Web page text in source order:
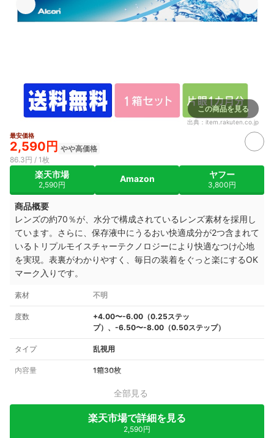
この商品を見る
出典： item.rakuten.co.jp
最安価格
2,590円 やや高価格
86.3円 / 1枚
楽天市場
2,590円
Amazon ヤフー
3,800円
商品概要
レンズの約70％が、水分で構成されているレンズ素材を採用し
ています。さらに、保存液中にうるおい快適成分が2つ含まれて
いるトリプルモイスチャーテクノロジーにより快適なつけ心地
を実現。表裏がわかりやすく、毎日の装着をぐっと楽にするOK
マーク入りです。
素材 不明
度数
+4.00〜-6.00（0.25ステッ
プ）、-6.50〜-8.00（0.50ステップ）
タイプ 乱視用
内容量 1箱30枚
全部見る
楽天市場で詳細を見る
2,590円